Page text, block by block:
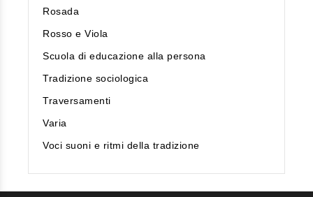
Rosada
Rosso e Viola
Scuola di educazione alla persona
Tradizione sociologica
Traversamenti
Varia
Voci suoni e ritmi della tradizione